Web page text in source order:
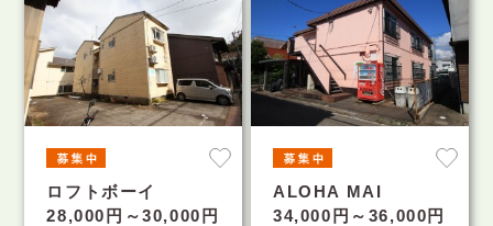
ロフトボーイ
28,000円～30,000円
ALOHA MAI
34,000円～36,000円